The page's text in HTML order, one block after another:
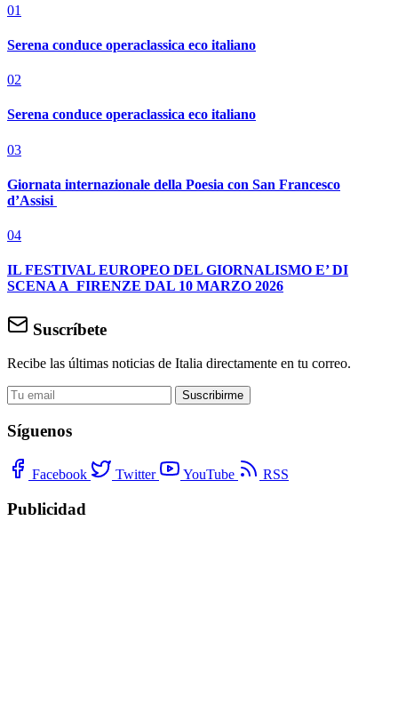
01
Serena conduce operaclassica eco italiano
02
Serena conduce operaclassica eco italiano
03
Giornata internazionale della Poesia con San Francesco
d’Assisi
04
IL FESTIVAL EUROPEO DEL GIORNALISMO E’ DI
SCENA A FIRENZE DAL 10 MARZO 2026
Suscríbete
Recibe las últimas noticias de Italia directamente en tu correo.
Suscribirme
Síguenos
Facebook Twitter YouTube RSS
Publicidad